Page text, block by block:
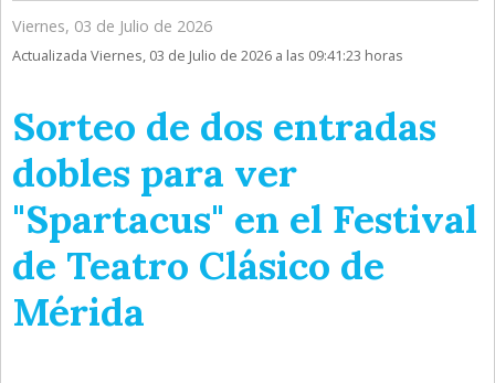
Viernes, 03 de Julio de 2026
Actualizada Viernes, 03 de Julio de 2026 a las 09:41:23 horas
Sorteo de dos entradas
dobles para ver
"Spartacus" en el Festival
de Teatro Clásico de
Mérida